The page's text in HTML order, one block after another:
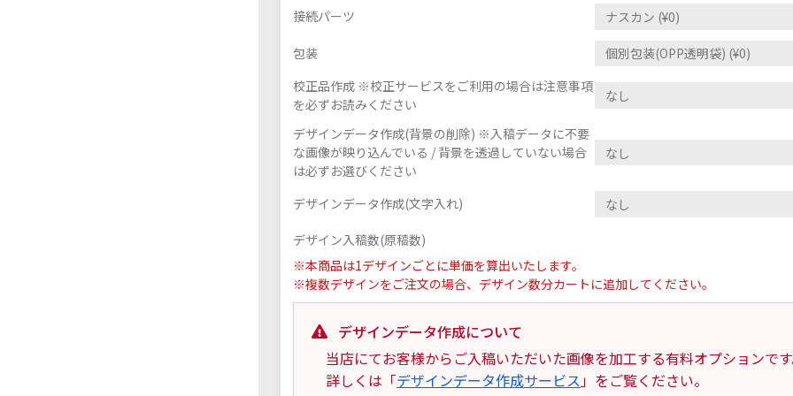
接続パーツ
包装
校正品作成 ※校正サービスをご利用の場合は注意事項
を必ずお読みください
デザインデータ作成(背景の削除) ※入稿データに不要
な画像が映り込んでいる / 背景を透過していない場合
は必ずお選びください
デザインデータ作成(文字入れ)
デザイン入稿数(原稿数)
※本商品は1デザインごとに単価を算出いたします。
※複数デザインをご注文の場合、デザイン数分カートに追加してください。
デザインデータ作成について
当店にてお客様からご入稿いただいた画像を加工する有料オプションで
詳しくは「デザインデータ作成サービス 」をご覧ください。